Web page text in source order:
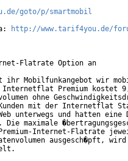
goto/p/smartmobil
http://www.tarif4you.de/
Flatrate Option an
ihr Mobilfunkangebot wir
Premium kostet
ohne
mit der Internetflat
unterwegs und hatten eine
Die maximale
Internet-Flatrate
ausgesch�pft, wird